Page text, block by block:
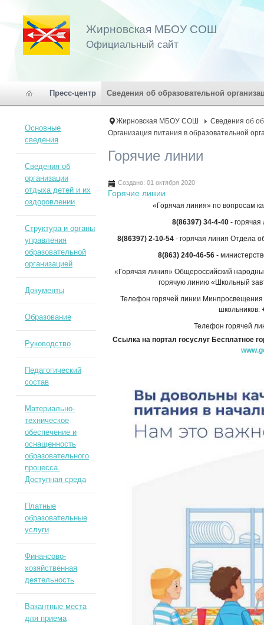
Жирновская МБОУ СОШ
Официальный сайт
Пресс-центр Сведения об образовательной
Жирновская МБОУ СОШ
Сведения об
Организация питания в образовательной
Горячие линии
Создано: 01 октября 2020
Горячие линии
«Горячая линия» по вопросам
8(86397) 34-4-40-
8(86397) 2-10-54- горячая линия Отдела
8(863) 240-46-56-
«Горячая линия» Общероссийский
горячую линию «Школьный
Телефон горячей линии
школьников:
Телефон горячей
Ссылка на портал госуслуг Бесплатное
Основные
сведения
Сведения об
организации
отдыха детей и их
оздоровлении
Структура и органы
управления
образовательной
организацией
Документы
Образование
Руководство
Педагогический
состав
Материально-
техническое
обеспечение и
оснащенность
образовательного
процесса.
Доступная среда
Платные
образовательные
услуги
Финансово-
хозяйственная
деятельность
Вакантные места
для приема